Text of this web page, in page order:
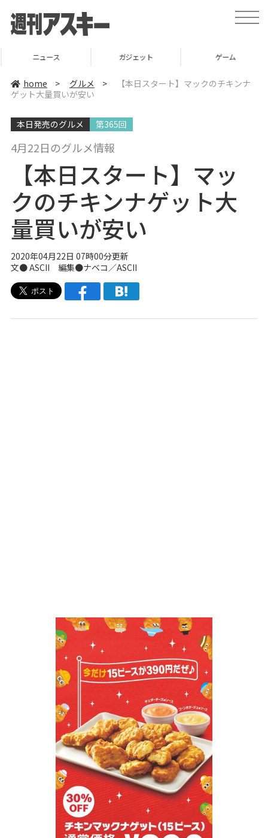
t
o
a
v
ニュース ガジェット ゲーム
home > グルメ >
【本日スタート】マックのチキンナ
ゲット大量買いが安い
本日発売のグルメ 第365回
4月22日のグルメ情報
【本日スタート】マッ
クのチキンナゲット大
量買いが安い
2020年04月22日 07時00分更新
文● ASCII 編集●ナベコ／ASCII